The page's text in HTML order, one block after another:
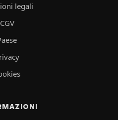
legali
CGV